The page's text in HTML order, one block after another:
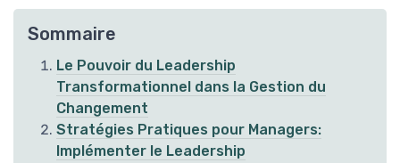
Sommaire
Le Pouvoir du Leadership
Transformationnel dans la Gestion du
Changement
Stratégies Pratiques pour Managers:
Implémenter le Leadership